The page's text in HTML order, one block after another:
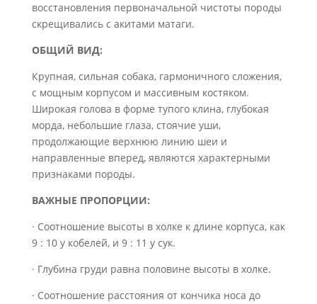
восстановления первоначальной чистоты породы
скрещивались с акитами матаги.
ОБЩИЙ ВИД:
Крупная, сильная собака, гармоничного сложения,
с мощным корпусом и массивным костяком.
Широкая голова в форме тупого клина, глубокая
морда, небольшие глаза, стоячие уши,
продолжающие верхнюю линию шеи и
направленные вперед, являются характерными
признаками породы.
ВАЖНЫЕ ПРОПОРЦИИ:
· Соотношение высоты в холке к длине корпуса, как
9 : 10 у кобелей, и 9 : 11 у сук.
· Глубина груди равна половине высоты в холке.
· Соотношение расстояния от кончика носа до